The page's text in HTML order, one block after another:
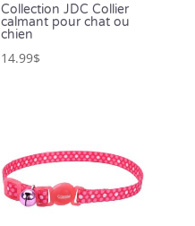
Collection JDC Collier
calmant pour chat ou
chien
14.99$